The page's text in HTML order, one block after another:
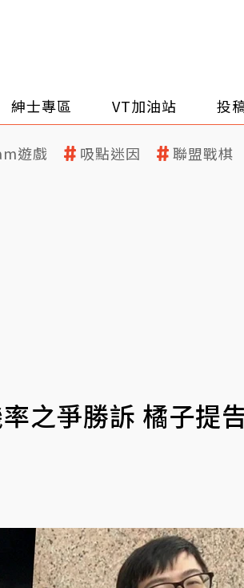
紳士專區 VT加油站 投
遊戲 吸點迷因 聯盟戰棋
之爭勝訴 橘子提